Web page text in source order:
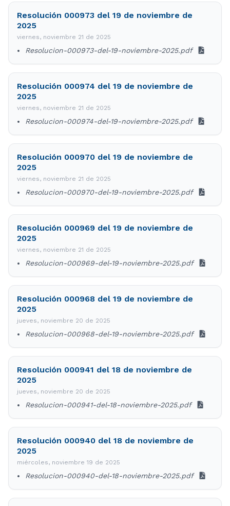
Resolución 000973 del 19 de noviembre de
2025
viernes, noviembre 21 de 2025
Resolucion-000973-del-19-noviembre-2025.pdf
Resolución 000974 del 19 de noviembre de
2025
viernes, noviembre 21 de 2025
Resolucion-000974-del-19-noviembre-2025.pdf
Resolución 000970 del 19 de noviembre de
2025
viernes, noviembre 21 de 2025
Resolucion-000970-del-19-noviembre-2025.pdf
Resolución 000969 del 19 de noviembre de
2025
viernes, noviembre 21 de 2025
Resolucion-000969-del-19-noviembre-2025.pdf
Resolución 000968 del 19 de noviembre de
2025
jueves, noviembre 20 de 2025
Resolucion-000968-del-19-noviembre-2025.pdf
Resolución 000941 del 18 de noviembre de
2025
jueves, noviembre 20 de 2025
Resolucion-000941-del-18-noviembre-2025.pdf
Resolución 000940 del 18 de noviembre de
2025
miércoles, noviembre 19 de 2025
Resolucion-000940-del-18-noviembre-2025.pdf